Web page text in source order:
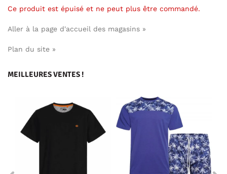
Ce produit est épuisé et ne peut plus être commandé.
Aller à la page d'accueil des magasins »
Plan du site »
MEILLEURES VENTES !